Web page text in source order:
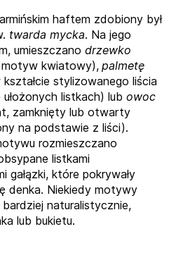
haftem zdobiony był
twarda mycka. Na jego
umieszczano drzewko
motyw kwiatowy), palmetę
stylizowanego liścia
listkach) lub owoc
zamknięty lub otwarty
na podstawie z liści).
rozmieszczano
listkami
gałązki, które pokrywały
denka. Niekiedy motywy
naturalistycznie,
lub bukietu.